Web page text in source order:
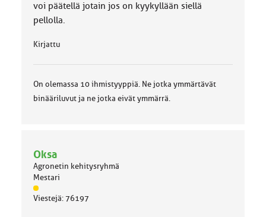
voi päätellä jotain jos on kyykyllään siellä
pellolla.
Kirjattu
On olemassa 10 ihmistyyppiä. Ne jotka ymmärtävät
binääriluvut ja ne jotka eivät ymmärrä.
Oksa
Agronetin kehitysryhmä
Mestari
J
ä
Viestejä: 76197